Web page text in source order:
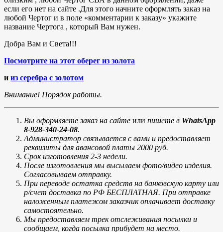
если его нет на сайте .Для этого начните оформлять заказ на
любой Чертог и в поле «комментарии к заказу» укажите
название Чертога , который Вам нужен.
Добра Вам и Света!!!
Посмотрите на этот оберег из золота
и из серебра с золотом
Внимание! Порядок работы.
Вы оформляете заказ на сайте или пишете в WhatsApp
8-928-340-24-08.
Администратор связывается с вами и предоставляет
реквизиты для авансовой платы 2000 руб.
Срок изготовления 2-3 недели.
После изготовления мы высылаем фото/видео изделия.
Согласовываем отправку.
При переводе остатка средств на банковскую карту или
р/счет доставка по РФ БЕСПЛАТНАЯ. При отправке
наложенным платежом заказчик оплачивает доставку
самостоятельно.
Мы предоставляем трек отслеживания посылки и
сообщаем, когда посылка прибудет на место.